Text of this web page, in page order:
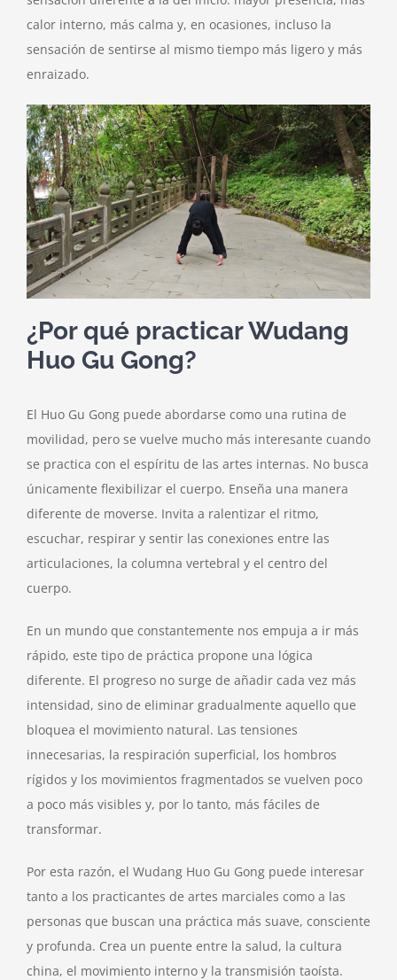
calor interno, más calma y, en ocasiones, incluso la
sensación de sentirse al mismo tiempo más ligero y más
enraizado.
¿Por qué practicar Wudang
Huo Gu Gong?
El Huo Gu Gong puede abordarse como una rutina de
movilidad, pero se vuelve mucho más interesante cuando
se practica con el espíritu de las artes internas. No busca
únicamente flexibilizar el cuerpo. Enseña una manera
diferente de moverse. Invita a ralentizar el ritmo,
escuchar, respirar y sentir las conexiones entre las
articulaciones, la columna vertebral y el centro del
cuerpo.
En un mundo que constantemente nos empuja a ir más
rápido, este tipo de práctica propone una lógica
diferente. El progreso no surge de añadir cada vez más
intensidad, sino de eliminar gradualmente aquello que
bloquea el movimiento natural. Las tensiones
innecesarias, la respiración superficial, los hombros
rígidos y los movimientos fragmentados se vuelven poco
a poco más visibles y, por lo tanto, más fáciles de
transformar.
Por esta razón, el Wudang Huo Gu Gong puede interesar
tanto a los practicantes de artes marciales como a las
personas que buscan una práctica más suave, consciente
y profunda. Crea un puente entre la salud, la cultura
china, el movimiento interno y la transmisión taoísta.